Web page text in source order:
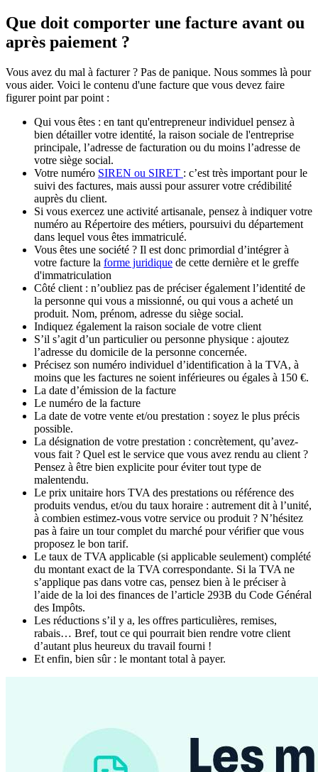
Que doit comporter une facture avant ou
après paiement ?
Vous avez du mal à facturer ? Pas de panique. Nous sommes là pour
vous aider. Voici le contenu d'une facture que vous devez faire
figurer point par point :
Qui vous êtes : en tant qu'entrepreneur individuel pensez à
bien détailler votre identité, la raison sociale de l'entreprise
principale, l’adresse de facturation ou du moins l’adresse de
votre siège social.
Votre numéro SIREN ou SIRET : c’est très important pour le
suivi des factures, mais aussi pour assurer votre crédibilité
auprès du client.
Si vous exercez une activité artisanale, pensez à indiquer votre
numéro au Répertoire des métiers, poursuivi du département
dans lequel vous êtes immatriculé.
Vous êtes une société ? Il est donc primordial d’intégrer à
votre facture la forme juridique de cette dernière et le greffe
d'immatriculation
Côté client : n’oubliez pas de préciser également l’identité de
la personne qui vous a missionné, ou qui vous a acheté un
produit. Nom, prénom, adresse du siège social.
Indiquez également la raison sociale de votre client
S’il s’agit d’un particulier ou personne physique : ajoutez
l’adresse du domicile de la personne concernée.
Précisez son numéro individuel d’identification à la TVA, à
moins que les factures ne soient inférieures ou égales à 150 €.
La date d’émission de la facture
Le numéro de la facture
La date de votre vente et/ou prestation : soyez le plus précis
possible.
La désignation de votre prestation : concrètement, qu’avez-
vous fait ? Quel est le service que vous avez rendu au client ?
Pensez à être bien explicite pour éviter tout type de
malentendu.
Le prix unitaire hors TVA des prestations ou référence des
produits vendus, et/ou du taux horaire : autrement dit à l’unité,
à combien estimez-vous votre service ou produit ? N’hésitez
pas à faire un tour complet du marché pour vérifier que vous
proposez le bon tarif.
Le taux de TVA applicable (si applicable seulement) complété
du montant exact de la TVA correspondante. Si la TVA ne
s’applique pas dans votre cas, pensez bien à le préciser à
l’aide de la loi des finances de l’article 293B du Code Général
des Impôts.
Les réductions s’il y a, les offres particulières, remises,
rabais… Bref, tout ce qui pourrait bien rendre votre client
d’autant plus heureux du travail fourni !
Et enfin, bien sûr : le montant total à payer.